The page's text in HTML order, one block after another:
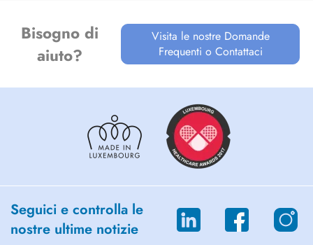
Bisogno di
aiuto?
Visita le nostre Domande
Frequenti o Contattaci
Seguici e controlla le
nostre ultime notizie